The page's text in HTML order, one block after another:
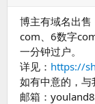
博主有域名出
com、6数字
一分钟过户。
详见： https://
如有中意的，与
邮箱：